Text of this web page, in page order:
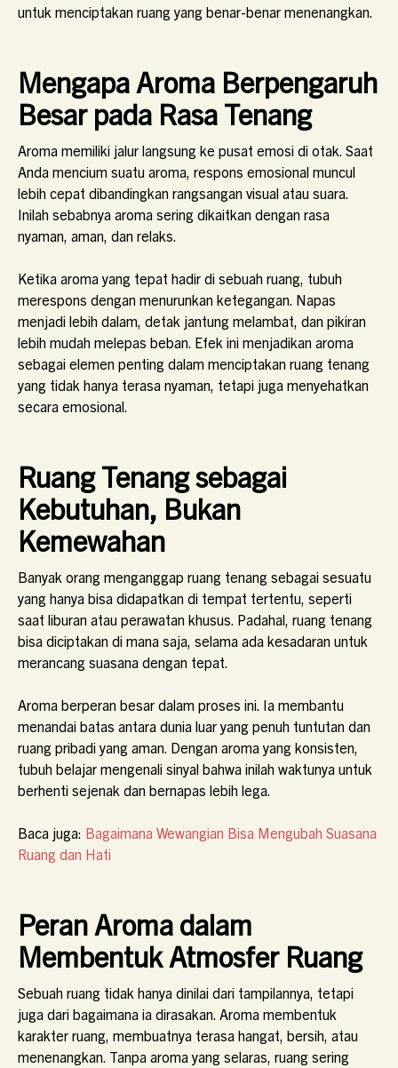
untuk menciptakan ruang yang benar-benar menenangkan.
Mengapa Aroma Berpengaruh
Besar pada Rasa Tenang
Aroma memiliki jalur langsung ke pusat emosi di otak. Saat
Anda mencium suatu aroma, respons emosional muncul
lebih cepat dibandingkan rangsangan visual atau suara.
Inilah sebabnya aroma sering dikaitkan dengan rasa
nyaman, aman, dan relaks.
Ketika aroma yang tepat hadir di sebuah ruang, tubuh
merespons dengan menurunkan ketegangan. Napas
menjadi lebih dalam, detak jantung melambat, dan pikiran
lebih mudah melepas beban. Efek ini menjadikan aroma
sebagai elemen penting dalam menciptakan ruang tenang
yang tidak hanya terasa nyaman, tetapi juga menyehatkan
secara emosional.
Ruang Tenang sebagai
Kebutuhan, Bukan
Kemewahan
Banyak orang menganggap ruang tenang sebagai sesuatu
yang hanya bisa didapatkan di tempat tertentu, seperti
saat liburan atau perawatan khusus. Padahal, ruang tenang
bisa diciptakan di mana saja, selama ada kesadaran untuk
merancang suasana dengan tepat.
Aroma berperan besar dalam proses ini. Ia membantu
menandai batas antara dunia luar yang penuh tuntutan dan
ruang pribadi yang aman. Dengan aroma yang konsisten,
tubuh belajar mengenali sinyal bahwa inilah waktunya untuk
berhenti sejenak dan bernapas lebih lega.
Baca juga: Bagaimana Wewangian Bisa Mengubah Suasana
Ruang dan Hati
Peran Aroma dalam
Membentuk Atmosfer Ruang
Sebuah ruang tidak hanya dinilai dari tampilannya, tetapi
juga dari bagaimana ia dirasakan. Aroma membentuk
karakter ruang, membuatnya terasa hangat, bersih, atau
menenangkan. Tanpa aroma yang selaras, ruang sering